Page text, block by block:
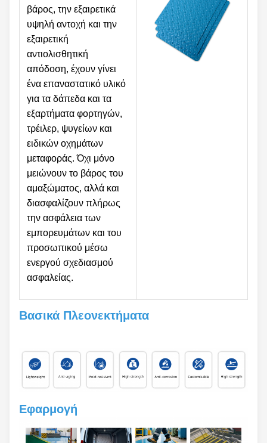
βάρος, την εξαιρετικά
υψηλή αντοχή και την
εξαιρετική
αντιολισθητική
απόδοση, έχουν γίνει
ένα επαναστατικό υλικό
για τα δάπεδα και τα
εξαρτήματα φορτηγών,
τρέιλερ, ψυγείων και
ειδικών οχημάτων
μεταφοράς. Όχι μόνο
μειώνουν το βάρος του
αμαξώματος, αλλά και
διασφαλίζουν πλήρως
την ασφάλεια των
εμπορευμάτων και του
προσωπικού μέσω
ενεργού σχεδιασμού
ασφαλείας.
Βασικά Πλεονεκτήματα
Εφαρμογή